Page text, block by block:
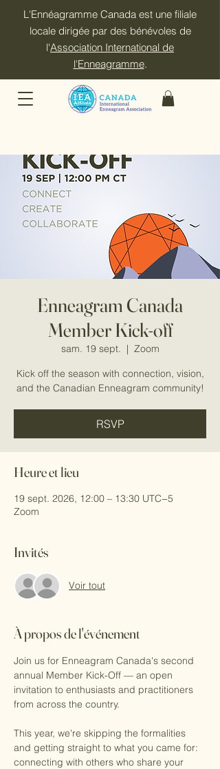
L'Ennéagramme Canada est une filiale
locale dirigée par des bénévoles de
l'Association International de
l'Enneagramme.
Enneagram Canada
Member Kick-off
sam. 19 sept.
  |
Zoom
Kick off the season with connection, vision,
and the Canadian Enneagram community!
RSVP
Heure et lieu
19 sept. 2026, 12:00 – 13:30 UTC−5
Zoom
Invités
Voir tout
À propos de l'événement
Join us for Enneagram Canada's second
annual Member Kick-Off — an open
invitation to enthusiasts and practitioners
from across the country.
This year, we're skipping the formalities
and getting straight to what you came for:
connecting with others who share your